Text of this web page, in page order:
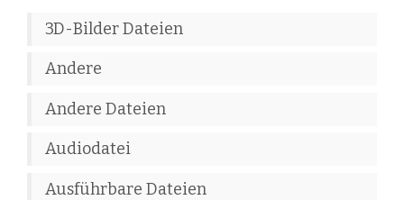
3D-Bilder Dateien
Andere
Andere Dateien
Audiodatei
Ausführbare Dateien